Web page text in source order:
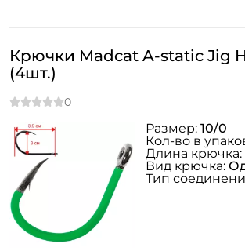
Крючки Madcat A-static Jig
(4шт.)
Размер: 10/0
Кол-во в
Длина крючка:
Вид крючка:
Тип